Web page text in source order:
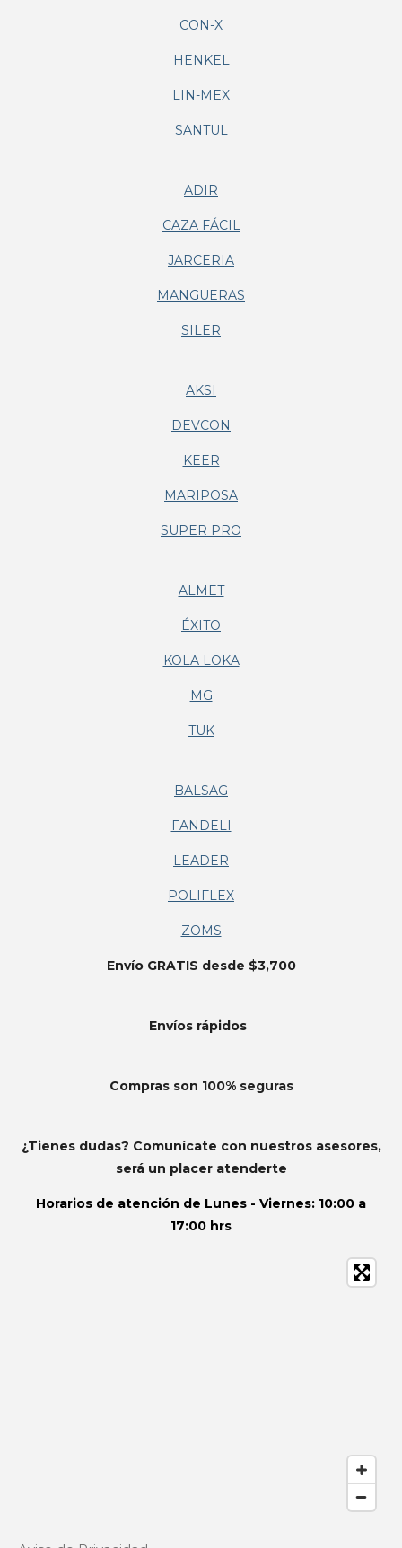
CON-X
HENKEL
LIN-MEX
SANTUL
ADIR
CAZA FÁCIL
JARCERIA
MANGUERAS
SILER
AKSI
DEVCON
KEER
MARIPOSA
SUPER PRO
ALMET
ÉXITO
KOLA LOKA
MG
TUK
BALSAG
FANDELI
LEADER
POLIFLEX
ZOMS
Envío GRATIS desde $3,700
Envíos rápidos
Compras son 100% seguras
¿Tienes dudas? Comunícate con nuestros asesores,
será un placer atenderte
Horarios de atención de Lunes - Viernes: 10:00 a
17:00 hrs